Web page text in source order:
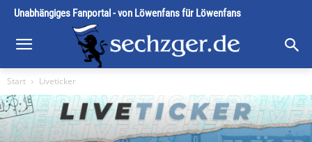
Unabhängiges Fanportal - von Löwenfans für Löwenfans
Start Liveticker